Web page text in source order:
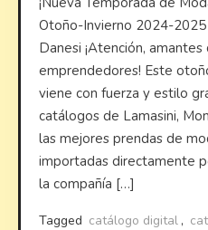
Otoño-Invierno 2024-
Danesi ¡Atención,
emprendedores! Este
viene con fuerza y estilo
catálogos de Lamasini,
las mejores prendas de
importadas directamente
la compañía […]
Tagged catálogo digital ,